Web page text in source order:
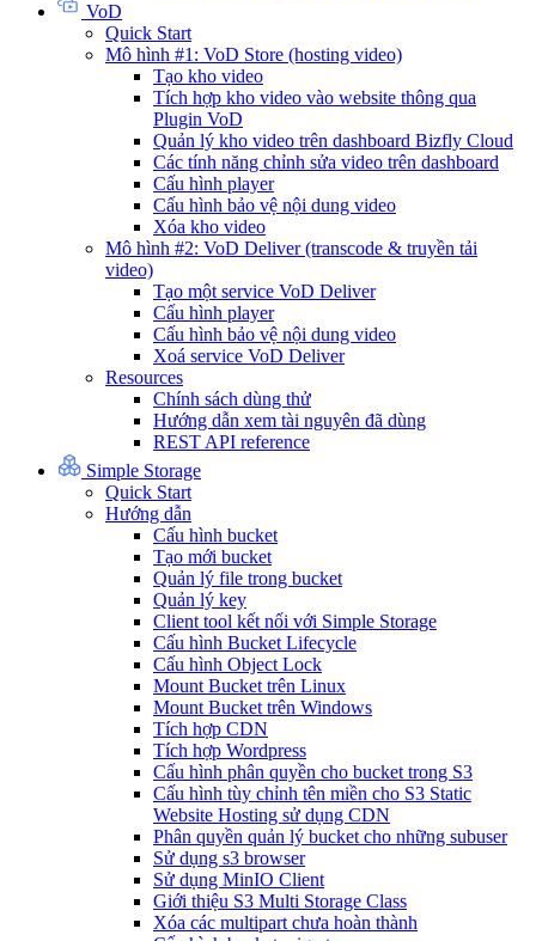
VoD
Quick Start
Mô hình #1: VoD Store (hosting video)
Tạo kho video
Tích hợp kho video vào website thông qua
Plugin VoD
Quản lý kho video trên dashboard Bizfly Cloud
Các tính năng chỉnh sửa video trên dashboard
Cấu hình player
Cấu hình bảo vệ nội dung video
Xóa kho video
Mô hình #2: VoD Deliver (transcode & truyền tải
video)
Tạo một service VoD Deliver
Cấu hình player
Cấu hình bảo vệ nội dung video
Xoá service VoD Deliver
Resources
Chính sách dùng thử
Hướng dẫn xem tài nguyên đã dùng
REST API reference
Simple Storage
Quick Start
Hướng dẫn
Cấu hình bucket
Tạo mới bucket
Quản lý file trong bucket
Quản lý key
Client tool kết nối với Simple Storage
Cấu hình Bucket Lifecycle
Cấu hình Object Lock
Mount Bucket trên Linux
Mount Bucket trên Windows
Tích hợp CDN
Tích hợp Wordpress
Cấu hình phân quyền cho bucket trong S3
Cấu hình tùy chỉnh tên miền cho S3 Static
Website Hosting sử dụng CDN
Phân quyền quản lý bucket cho những subuser
Sử dụng s3 browser
Sử dụng MinIO Client
Giới thiệu S3 Multi Storage Class
Xóa các multipart chưa hoàn thành